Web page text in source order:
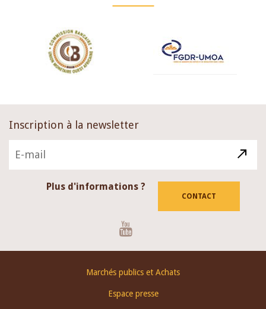
Inscription à la newsletter
Plus d'informations ?
CONTACT
Marchés publics et Achats
Espace presse